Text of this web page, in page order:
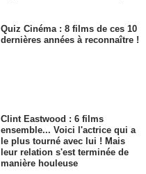
Quiz Cinéma : 8 films de ces 10
dernières années à reconnaître !
Clint Eastwood : 6 films
ensemble... Voici l'actrice qui a
le plus tourné avec lui ! Mais
leur relation s'est terminée de
manière houleuse